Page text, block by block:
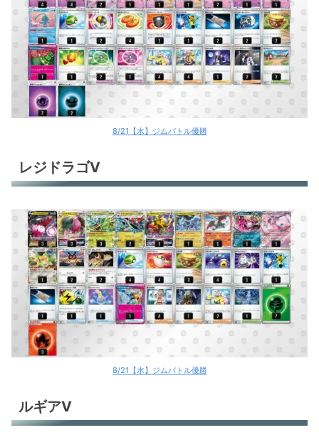
8/21【水】ジムバトル優勝
レジドラゴV
8/21【水】ジムバトル優勝
ルギアV